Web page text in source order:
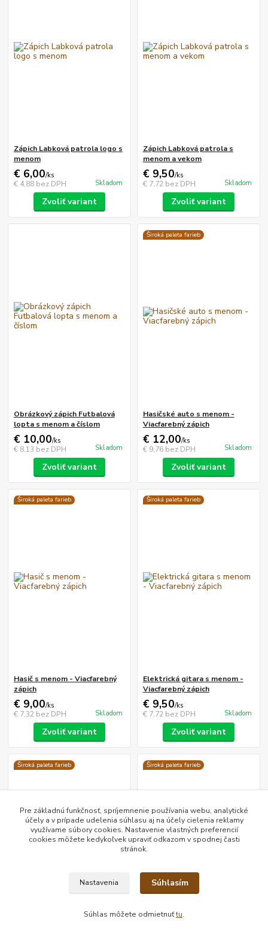
Zápich Labková patrola logo s
menom
€ 6,00/ks
€ 4,88 bez DPH Skladom
Zvoliť variant
Zápich Labková patrola s
menom a vekom
€ 9,50/ks
€ 7,72 bez DPH Skladom
Zvoliť variant
Obrázkový zápich Futbalová
lopta s menom a číslom
€ 10,00/ks
€ 8,13 bez DPH Skladom
Zvoliť variant
Široká paleta farieb
Hasičské auto s menom -
Viacfarebný zápich
€ 12,00/ks
€ 9,76 bez DPH Skladom
Zvoliť variant
Široká paleta farieb
Hasič s menom - Viacfarebný
zápich
€ 9,00/ks
€ 7,32 bez DPH Skladom
Zvoliť variant
Široká paleta farieb
Elektrická gitara s menom -
Viacfarebný zápich
€ 9,50/ks
€ 7,72 bez DPH Skladom
Zvoliť variant
Široká paleta farieb Široká paleta farieb
Pre základnú funkčnosť, spríjemnenie používania webu, analytické
účely a v prípade udelenia súhlasu aj na účely cielenia reklamy
využívame súbory cookies. Nastavenie vlastných preferencií
cookies môžete kedykoľvek upraviť odkazom v spodnej časti
stránok.
Nastavenia Súhlasím
Súhlas môžete odmietnuťtu.